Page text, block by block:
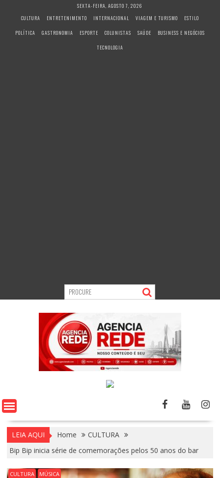
SEXTA-FEIRA, AGOSTO 7, 2026
CULTURA
ENTRETENIMENTO INTERNACIONAL VIAGEM E TURISMO
ESTILO
POLÍTICA
GASTRONOMIA ESPORTE COLUNISTAS SAÚDE
BUSINESS E NEGÓCIOS
TECNOLOGIA
LEIA AQUI Home
CULTURA
Bip Bip inicia série de comemorações pelos 50 anos do bar
CULTURA MÚSICA